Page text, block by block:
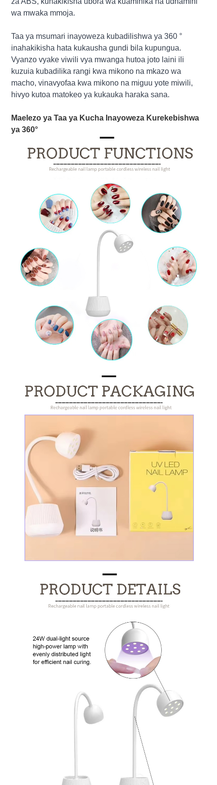
wa mwaka mmoja.
Taa ya msumari inayoweza kubadilishwa ya 360 °
inahakikisha hata kukausha gundi bila kupungua.
Vyanzo vyake viwili vya mwanga hutoa joto laini ili
kuzuia kubadilika rangi kwa mikono na mkazo wa
macho, vinavyofaa kwa mikono na miguu yote miwili,
hivyo kutoa matokeo ya kukauka haraka sana.
Maelezo ya Taa ya Kucha Inayoweza Kurekebishwa
ya 360°